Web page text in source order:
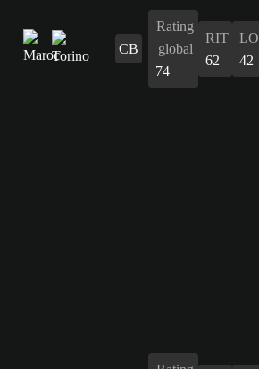
CB
Rating
global
74
RIT
62
42